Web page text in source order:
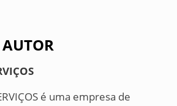
AUTOR
é uma empresa de